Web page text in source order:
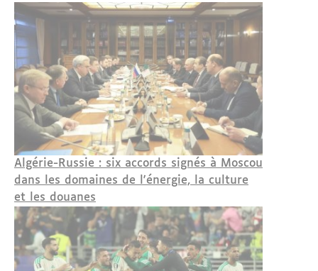
Algérie-Russie : six accords signés à Moscou
dans les domaines de l'énergie, la culture
et les douanes